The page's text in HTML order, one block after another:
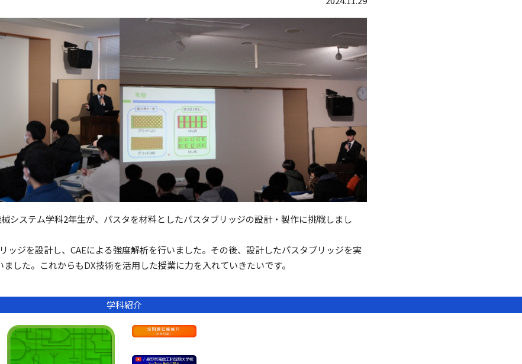
システム学科2年生が、パスタを材料としたパスタブリッジの設計・製作に挑戦しまし
ッジを設計し、CAEによる強度解析を行いました。その後、設計したパスタブリッジを実
した。これからもDX技術を活用した授業に力を入れていきたいです。
学科紹介